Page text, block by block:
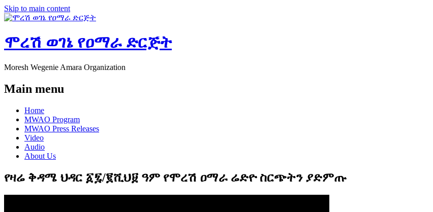
Skip to main content
ሞረሽ ወገኔ የዐማራ ድርጅት
Moresh Wegenie Amara Organization
Main menu
Home
MWAO Program
MWAO Press Releases
Video
Audio
About Us
የዛሬ ቅዳሜ ህዳር ፩፯/፪ሺህ፱ ዓም የሞረሽ ዐማራ ሬድዮ ስርጭትን ያድምጡ